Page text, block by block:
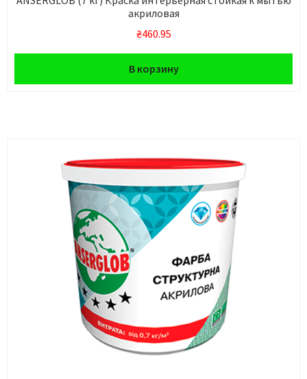
акриловая
₴460.95
В корзину